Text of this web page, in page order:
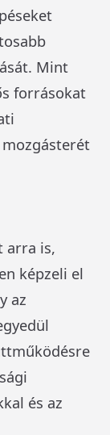
Mint
forrásokat
arra is,
képzeli el
az
és az